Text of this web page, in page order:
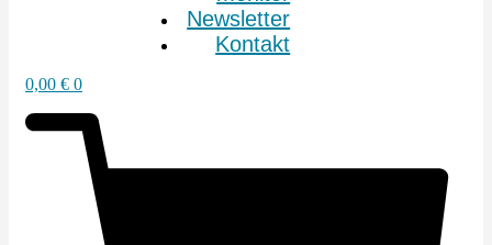
Newsletter
Kontakt
0,00 € 0